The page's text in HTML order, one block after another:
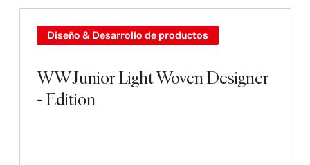
WW Junior Light Woven Designer
- Edition
Diseño & Desarrollo de productos